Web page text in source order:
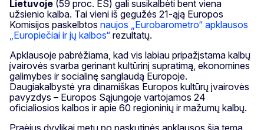
Lietuvoje (59 proc. ES) gali susikalbėti bent viena
užsienio kalba. Tai vieni iš gegužės 21-ąją Europos
Komisijos paskelbtos naujos „Eurobarometro“ apklausos
„Europiečiai ir jų kalbos“ rezultatų.
Apklausoje pabrėžiama, kad vis labiau pripažįstama kalbų
įvairovės svarba gerinant kultūrinį supratimą, ekonomines
galimybes ir socialinę sanglaudą Europoje.
Daugiakalbystė yra dinamiškas Europos kultūrų įvairovės
pavyzdys – Europos Sąjungoje vartojamos 24
oficialiosios kalbos ir apie 60 regioninių ir mažumų kalbų.
Praėjus dvylikai metų po paskutinės apklausos šia tema